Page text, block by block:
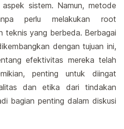
sistem. Namun, metode
perlu melakukan root
teknis yang berbeda. Berbagai
dengan tujuan ini,
efektivitas mereka telah
penting untuk diingat
dan etika dari tindakan
bagian penting dalam diskusi